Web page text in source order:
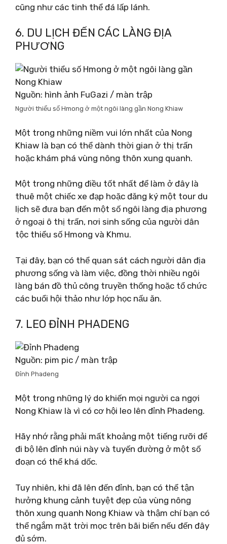
cũng như các tinh thể đá lấp lánh.
6. DU LỊCH ĐẾN CÁC LÀNG ĐỊA
PHƯƠNG
Nguồn: hình ảnh FuGazi / màn trập
Người thiểu số Hmong ở một ngôi làng gần Nong Khiaw
Một trong những niềm vui lớn nhất của Nong
Khiaw là bạn có thể dành thời gian ở thị trấn
hoặc khám phá vùng nông thôn xung quanh.
Một trong những điều tốt nhất để làm ở đây là
thuê một chiếc xe đạp hoặc đăng ký một tour du
lịch sẽ đưa bạn đến một số ngôi làng địa phương
ở ngoại ô thị trấn, nơi sinh sống của người dân
tộc thiểu số Hmong và Khmu.
Tại đây, bạn có thể quan sát cách người dân địa
phương sống và làm việc, đồng thời nhiều ngôi
làng bán đồ thủ công truyền thống hoặc tổ chức
các buổi hội thảo như lớp học nấu ăn.
7. LEO ĐỈNH PHADENG
Nguồn: pim pic / màn trập
Đỉnh Phadeng
Một trong những lý do khiến mọi người ca ngợi
Nong Khiaw là vì có cơ hội leo lên đỉnh Phadeng.
Hãy nhớ rằng phải mất khoảng một tiếng rưỡi để
đi bộ lên đỉnh núi này và tuyến đường ở một số
đoạn có thể khá dốc.
Tuy nhiên, khi đã lên đến đỉnh, bạn có thể tận
hưởng khung cảnh tuyệt đẹp của vùng nông
thôn xung quanh Nong Khiaw và thậm chí bạn có
thể ngắm mặt trời mọc trên bãi biển nếu đến đây
đủ sớm.